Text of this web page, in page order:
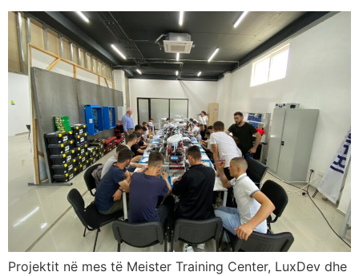
Projektit në mes të Meister Training Center, LuxDev dhe